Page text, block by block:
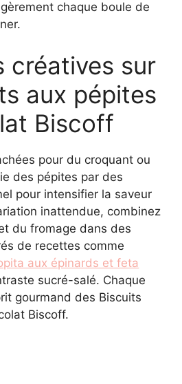
chaque boule de
créatives sur
aux pépites
Biscoff
pour du croquant ou
des pépites par des
pour intensifier la saveur
inattendue, combinez
du fromage dans des
de recettes comme
aux épinards et feta
sucré-salé. Chaque
gourmand des Biscuits
Biscoff.